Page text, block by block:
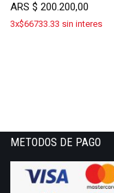
ARS $ 200.200,00
3x$66733.33 sin interes
METODOS DE PAGO